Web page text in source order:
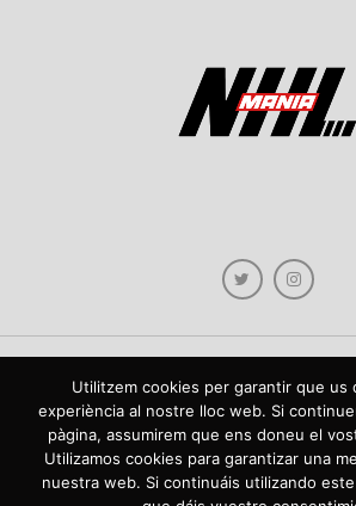
Copyright © 2021 NHLmania.com. Tots els drets
reservados. NHLmania és una web dedicada a la
NHL, tant en català com en castellà. L'escut de
web en qüestió. NHLmania es una web dedicada a la
la NHL, tanto en español como en catalán. El
propiedad de dicha web.
Utilitzem cookies per garantir que us
experiència al nostre lloc web. Si
pàgina, assumirem que ens doneu el
Utilizamos cookies para garantizar una
nuestra web. Si continuáis utilizando